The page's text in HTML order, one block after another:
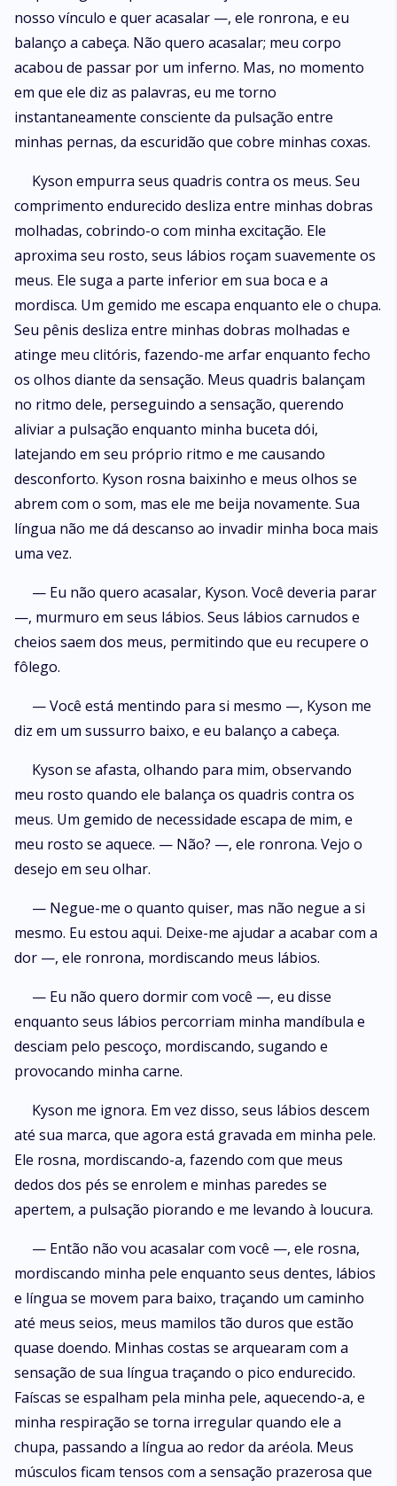
nosso vínculo e quer acasalar —, ele ronrona, e eu
balanço a cabeça. Não quero acasalar; meu corpo
acabou de passar por um inferno. Mas, no momento
em que ele diz as palavras, eu me torno
instantaneamente consciente da pulsação entre
minhas pernas, da escuridão que cobre minhas coxas.
Kyson empurra seus quadris contra os meus. Seu
comprimento endurecido desliza entre minhas dobras
molhadas, cobrindo-o com minha excitação. Ele
aproxima seu rosto, seus lábios roçam suavemente os
meus. Ele suga a parte inferior em sua boca e a
mordisca. Um gemido me escapa enquanto ele o chupa.
Seu pênis desliza entre minhas dobras molhadas e
atinge meu clitóris, fazendo-me arfar enquanto fecho
os olhos diante da sensação. Meus quadris balançam
no ritmo dele, perseguindo a sensação, querendo
aliviar a pulsação enquanto minha buceta dói,
latejando em seu próprio ritmo e me causando
desconforto. Kyson rosna baixinho e meus olhos se
abrem com o som, mas ele me beija novamente. Sua
língua não me dá descanso ao invadir minha boca mais
uma vez.
— Eu não quero acasalar, Kyson. Você deveria parar
—, murmuro em seus lábios. Seus lábios carnudos e
cheios saem dos meus, permitindo que eu recupere o
fôlego.
— Você está mentindo para si mesmo —, Kyson me
diz em um sussurro baixo, e eu balanço a cabeça.
Kyson se afasta, olhando para mim, observando
meu rosto quando ele balança os quadris contra os
meus. Um gemido de necessidade escapa de mim, e
meu rosto se aquece. — Não? —, ele ronrona. Vejo o
desejo em seu olhar.
— Negue-me o quanto quiser, mas não negue a si
mesmo. Eu estou aqui. Deixe-me ajudar a acabar com a
dor —, ele ronrona, mordiscando meus lábios.
— Eu não quero dormir com você —, eu disse
enquanto seus lábios percorriam minha mandíbula e
desciam pelo pescoço, mordiscando, sugando e
provocando minha carne.
Kyson me ignora. Em vez disso, seus lábios descem
até sua marca, que agora está gravada em minha pele.
Ele rosna, mordiscando-a, fazendo com que meus
dedos dos pés se enrolem e minhas paredes se
apertem, a pulsação piorando e me levando à loucura.
— Então não vou acasalar com você —, ele rosna,
mordiscando minha pele enquanto seus dentes, lábios
e língua se movem para baixo, traçando um caminho
até meus seios, meus mamilos tão duros que estão
quase doendo. Minhas costas se arquearam com a
sensação de sua língua traçando o pico endurecido.
Faíscas se espalham pela minha pele, aquecendo-a, e
minha respiração se torna irregular quando ele a
chupa, passando a língua ao redor da aréola. Meus
músculos ficam tensos com a sensação prazerosa que